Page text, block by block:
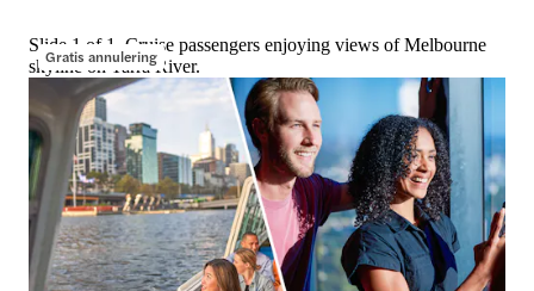
Gratis annulering
Slide 1 of 1, Cruise passengers enjoying views of Melbourne
skyline on Yarra River.